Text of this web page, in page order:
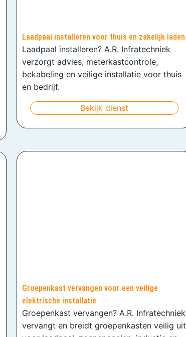
Laadpaal installeren voor thuis en zakelijk laden
Laadpaal installeren? A.R. Infratechniek
verzorgt advies, meterkastcontrole,
bekabeling en veilige installatie voor thuis
en bedrijf.
Bekijk dienst
Groepenkast vervangen voor een veilige
elektrische installatie
Groepenkast vervangen? A.R. Infratechniek
vervangt en breidt groepenkasten veilig uit